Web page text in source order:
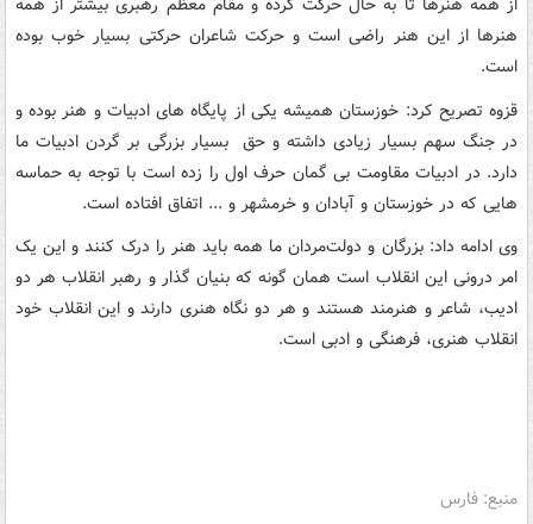
هنرها از این هنر راضی است و حرکت شاعران حرکتی بسیار خوب بوده
است.
قزوه تصریح کرد: خوزستان همیشه یکی از پایگاه های ادبیات و هنر بوده و
در جنگ سهم بسیار زیادی داشته و حق بسیار بزرگی بر گردن ادبیات ما
دارد. در ادبیات مقاومت بی گمان حرف اول را زده است با توجه به حماسه
هایی که در خوزستان و آبادان و خرمشهر و ... اتفاق افتاده است.
وی ادامه داد: بزرگان و دولت‌مردان ما همه باید هنر را درک کنند و این یک
امر درونی این انقلاب است همان گونه که بنیان گذار و رهبر انقلاب هر دو
ادیب، شاعر و هنرمند هستند و هر دو نگاه هنری دارند و این انقلاب خود
انقلاب هنری، فرهنگی و ادبی است.
منبع: فارس